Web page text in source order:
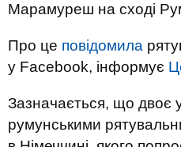
Марамуреш на сході
Про це повідомила
у Facebook, інформує
Зазначається, що двоє
румунськими